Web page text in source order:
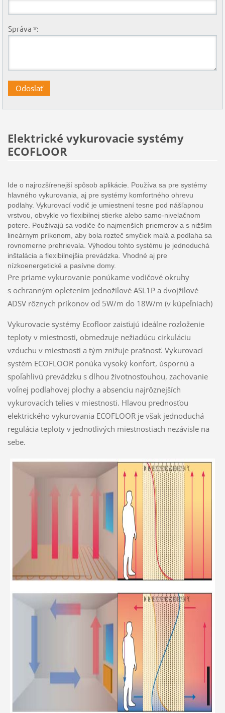
Správa *:
Elektrické vykurovacie systémy
ECOFLOOR
Ide o najrozšírenejší spôsob aplikácie. Používa sa pre systémy
hlavného vykurovania, aj pre systémy komfortného ohrevu
podlahy. Vykurovací vodič je umiestnení tesne pod nášľapnou
vrstvou, obvykle vo flexibilnej stierke alebo samo-nivelačnom
potere. Používajú sa vodiče čo najmenších priemerov a s nižším
lineárnym príkonom, aby bola rozteč smyčiek malá a podlaha sa
rovnomerne prehrievala. Výhodou tohto systému je jednoduchá
inštalácia a flexibilnejšia prevádzka. Vhodné aj pre
nízkoenergetické a pasívne domy.
Pre priame vykurovanie ponúkame vodičové okruhy
s ochranným opletením jednožilové ASL1P a dvojžilové
ADSV rôznych príkonov od 5W/m do 18W/m (v kúpeľniach)
Vykurovacie systémy Ecofloor zaisťujú ideálne rozloženie
teploty v miestnosti, obmedzuje nežiadúcu cirkuláciu
vzduchu v miestnosti a tým znižuje prašnosť. Vykurovací
systém ECOFLOOR ponúka vysoký konfort, úspornú a
spoľahlivú prevádzku s dlhou životnosťouhou, zachovanie
voľnej podlahovej plochy a absenciu najrôznejších
vykurovacích telies v miestnosti. Hlavou prednosťou
elektrického vykurovania ECOFLOOR je však jednoduchá
regulácia teploty v jednotlivých miestnostiach nezávisle na
sebe.